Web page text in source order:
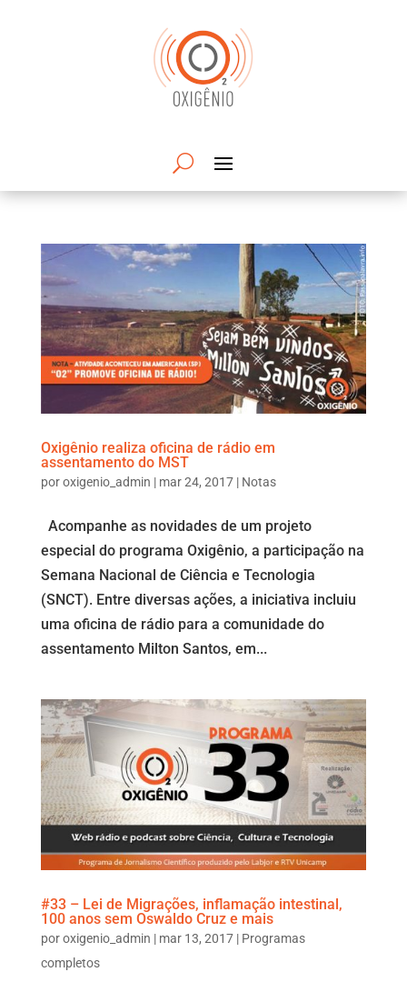
Oxigênio realiza oficina de rádio em
assentamento do MST
poroxigenio_admin | mar 24, 2017| Notas
Acompanhe as novidades de um projeto
especial do programa Oxigênio, a participação na
Semana Nacional de Ciência e Tecnologia
(SNCT). Entre diversas ações, a iniciativa incluiu
uma oficina de rádio para a comunidade do
assentamento Milton Santos, em...
#33 – Lei de Migrações, inflamação intestinal,
100 anos sem Oswaldo Cruz e mais
poroxigenio_admin | mar 13, 2017| Programas
completos